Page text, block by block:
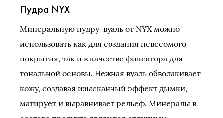
Пудра NYX
Минеральную пудру-вуаль от NYX можно
использовать как для создания невесомого
покрытия, так и в качестве фиксатора для
тональной основы. Нежная вуаль обволакивает
кожу, создавая изысканный эффект дымки,
матирует и выравнивает рельеф. Минералы в